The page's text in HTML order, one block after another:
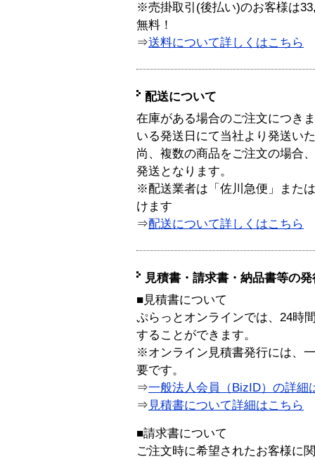
※売掛取引(後払い)のお客様は
無料！
⇒送料について詳しくはこちら
配送について
在庫がある場合のご注文につき
いる発送日にて当社より発送い
尚、複数の商品をご注文の場合
発送となります。
※配送業者は「佐川急便」また
けます
⇒配送について詳しくはこちら
見積書・請求書・納品書等の
■見積書について
ぷらっとオンラインでは、24時
することができます。
※オンライン見積書発行には、
要です。
⇒一般法人会員（BizID）の詳細
⇒ 見積書について詳細はこちら
■請求書について
ご注文時に希望されたお客様に